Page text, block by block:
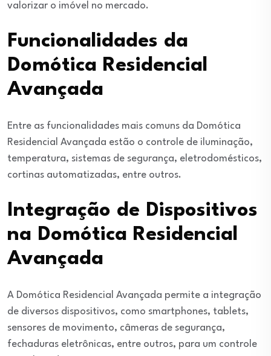
valorizar o imóvel no mercado.
Funcionalidades da
Domótica Residencial
Avançada
Entre as funcionalidades mais comuns da Domótica
Residencial Avançada estão o controle de iluminação,
temperatura, sistemas de segurança, eletrodomésticos,
cortinas automatizadas, entre outros.
Integração de Dispositivos
na Domótica Residencial
Avançada
A Domótica Residencial Avançada permite a integração
de diversos dispositivos, como smartphones, tablets,
sensores de movimento, câmeras de segurança,
fechaduras eletrônicas, entre outros, para um controle